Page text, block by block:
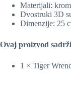
Materijali:
Dvostruki 3D
Dimenzije: 25
Ovaj proizvod
1 × Tiger